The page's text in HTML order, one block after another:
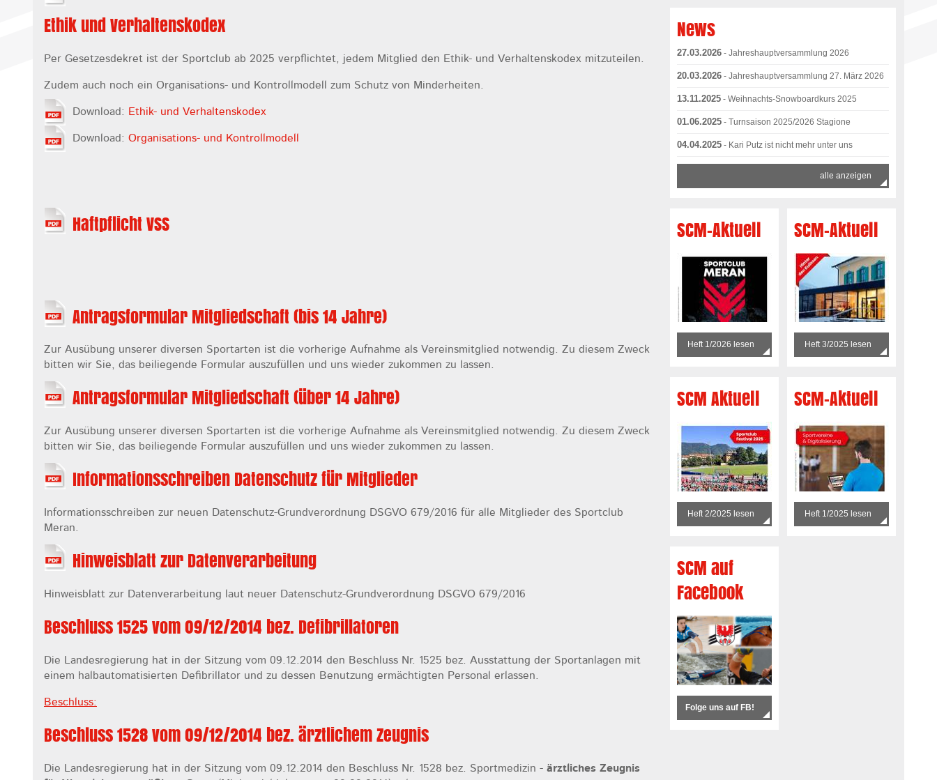
Ethik und Verhaltenskodex
Per Gesetzesdekret ist der Sportclub ab 2025 verpflichtet, jedem Mitglied den Ethik- und Verhaltenskodex mitzuteilen.
Zudem auch noch ein Organisations- und Kontrollmodell zum Schutz von Minderheiten.
Download: Ethik- und Verhaltenskodex
Download: Organisations- und Kontrollmodell
Haftpflicht VSS
Antragsformular Mitgliedschaft (bis 14 Jahre)
Zur Ausübung unserer diversen Sportarten ist die vorherige Aufnahme als Vereinsmitglied notwendig. Zu diesem Zweck
bitten wir Sie, das beiliegende Formular auszufüllen und uns wieder zukommen zu lassen.
Antragsformular Mitgliedschaft (über 14 Jahre)
Zur Ausübung unserer diversen Sportarten ist die vorherige Aufnahme als Vereinsmitglied notwendig. Zu diesem Zweck
bitten wir Sie, das beiliegende Formular auszufüllen und uns wieder zukommen zu lassen.
Informationsschreiben Datenschutz für Mitglieder
Informationsschreiben zur neuen Datenschutz-Grundverordnung DSGVO 679/2016 für alle Mitglieder des Sportclub
Meran.
Hinweisblatt zur Datenverarbeitung
Hinweisblatt zur Datenverarbeitung laut neuer Datenschutz-Grundverordnung DSGVO 679/2016
Beschluss 1525 vom 09/12/2014 bez. Defibrillatoren
Die Landesregierung hat in der Sitzung vom 09.12.2014 den Beschluss Nr. 1525 bez. Ausstattung der Sportanlagen mit
einem halbautomatisierten Defibrillator und zu dessen Benutzung ermächtigten Personal erlassen.
Beschluss:
Beschluss 1528 vom 09/12/2014 bez. ärztlichem Zeugnis
Die Landesregierung hat in der Sitzung vom 09.12.2014 den Beschluss Nr. 1528 bez. Sportmedizin - ärztliches Zeugnis
News
27.03.2026 - Jahreshauptversammlung 2026
20.03.2026 - Jahreshauptversammlung 27. März 2026
13.11.2025 - Weihnachts-Snowboardkurs 2025
01.06.2025 - Turnsaison 2025/2026 Stagione
04.04.2025 - Kari Putz ist nicht mehr unter uns
alle anzeigen
SCM-Aktuell
Heft 1/2026 lesen
SCM-Aktuell
Heft 3/2025 lesen
SCM Aktuell
Heft 2/2025 lesen
SCM-Aktuell
Heft 1/2025 lesen
SCM auf
Facebook
Folge uns auf FB!